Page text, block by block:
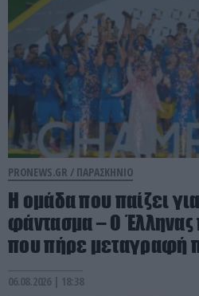
PRONEWS.GR / ΠΑΡΑΣΚΗΝΙΟ
Η ομάδα που παίζει
φάντασμα – Ο
που πήρε μεταγραφή
06.08.2026 | 18:38